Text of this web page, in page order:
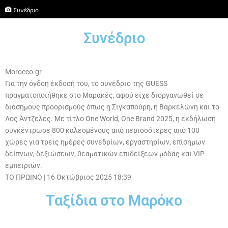
Συνέδριο
Συνέδριο
Morocco.gr –
Για την όγδοη έκδοσή του, το συνέδριο της GUESS
πραγματοποιήθηκε στο Μαρακές, αφού είχε διοργανωθεί σε
διάσημους προορισμούς όπως η Σιγκαπούρη, η Βαρκελώνη και το
Λος Άντζελες. Με τίτλο One World, One Brand 2025, η εκδήλωση
συγκέντρωσε 800 καλεσμένους από περισσότερες από 100
χώρες για τρεις ημέρες συνεδρίων, εργαστηρίων, επίσημων
δείπνων, δεξιώσεων, θεαματικών επιδείξεων μόδας και VIP
εμπειριών.
ΤΟ ΠΡΩΙΝΟ | 16 Οκτώβριος 2025 18:39
Ταξίδια στο Μαρόκο